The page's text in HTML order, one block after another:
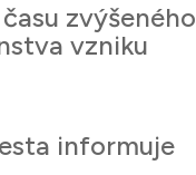
zvýšeného
vzniku
informuje